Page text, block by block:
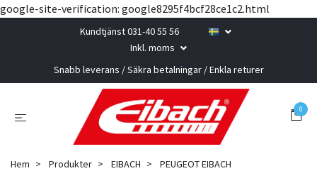
google-site-verification: google8295f4bcf28ce1c2.html
Kundtjänst 031-40 55 56
Inkl. moms
Snabb leverans / Säkra betalningar / Enkla returer
0
Hem Produkter EIBACH
PEUGEOT EIBACH